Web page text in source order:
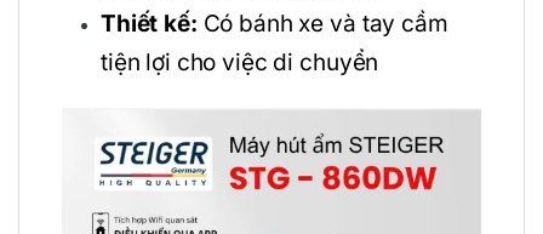
Thiết kế: Có bánh xe và tay cầm
tiện lợi cho việc di chuyển